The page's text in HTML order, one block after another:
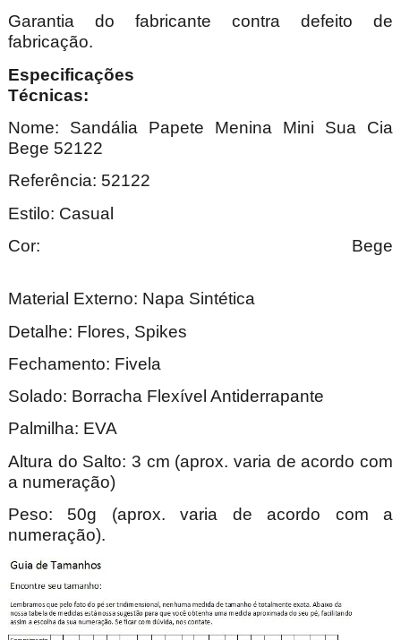
Garantia do fabricante contra defeito de
fabricação.
Especificações
Nome: Sandália Papete Menina Mini Sua Cia
Bege 52122
Referência: 52122
Estilo: Casual
Cor: Bege
Material Externo: Napa Sintética
Detalhe: Flores, Spikes
Fechamento: Fivela
Solado: Borracha Flexível Antiderrapante
Palmilha: EVA
Altura do Salto: 3 cm (aprox. varia de acordo com
a numeração)
Peso: 50g (aprox. varia de acordo com a
numeração).